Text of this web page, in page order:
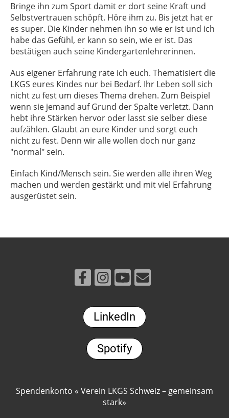
Bringe ihn zum Sport damit er dort seine Kraft und
Selbstvertrauen schöpft. Höre ihm zu. Bis jetzt hat er
es super. Die Kinder nehmen ihn so wie er ist und ich
habe das Gefühl, er kann so sein, wie er ist. Das
bestätigen auch seine Kindergartenlehrerinnen.
Aus eigener Erfahrung rate ich euch. Thematisiert die
LKGS eures Kindes nur bei Bedarf. Ihr Leben soll sich
nicht zu fest um dieses Thema drehen. Zum Beispiel
wenn sie jemand auf Grund der Spalte verletzt. Dann
hebt ihre Stärken hervor oder lasst sie selber diese
aufzählen. Glaubt an eure Kinder und sorgt euch
nicht zu fest. Denn wir alle wollen doch nur ganz
"normal" sein.
Einfach Kind/Mensch sein. Sie werden alle ihren Weg
machen und werden gestärkt und mit viel Erfahrung
ausgerüstet sein.
LinkedIn
Spotify
Spendenkonto « Verein LKGS Schweiz – gemeinsam
stark»